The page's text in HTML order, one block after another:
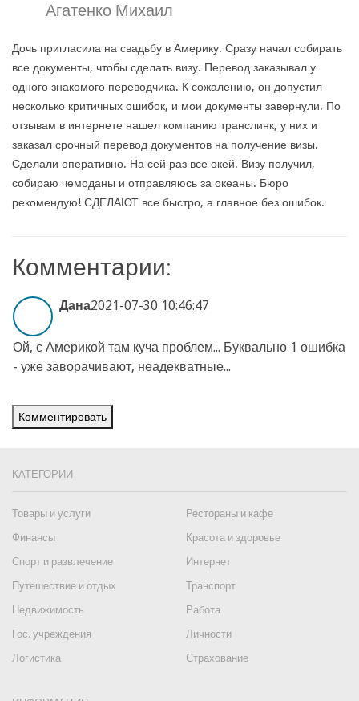
Агатенко Михаил
Дочь пригласила на свадьбу в Америку. Сразу начал собирать
все документы, чтобы сделать визу. Перевод заказывал у
одного знакомого переводчика. К сожалению, он допустил
несколько критичных ошибок, и мои документы завернули. По
отзывам в интернете нашел компанию транслинк, у них и
заказал срочный перевод документов на получение визы.
Сделали оперативно. На сей раз все окей. Визу получил,
собираю чемоданы и отправляюсь за океаны. Бюро
рекомендую! СДЕЛАЮТ все быстро, а главное без ошибок.
Комментарии:
Дана2021-07-30 10:46:47
Ой, с Америкой там куча проблем... Буквально 1 ошибка
- уже заворачивают, неадекватные...
Комментировать
КАТЕГОРИИ
Товары и услуги
Рестораны и кафе
Финансы
Красота и здоровье
Спорт и развлечение
Интернет
Путешествие и отдых
Транспорт
Недвижимость
Работа
Гос. учреждения
Личности
Логистика
Страхование